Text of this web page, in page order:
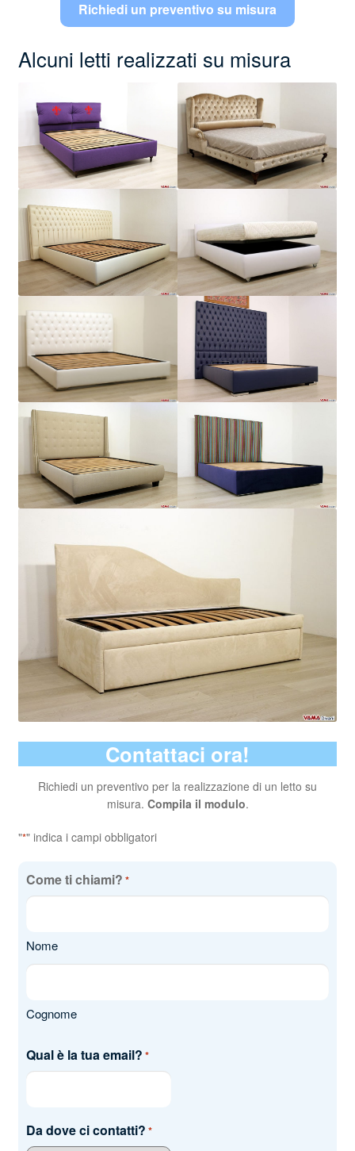
Richiedi un preventivo su misura
Alcuni letti realizzati su misura
Contattaci ora!
Richiedi un preventivo per la realizzazione di un letto su
misura. Compila il modulo.
"*" indica i campi obbligatori
Come ti chiami? *
Nome
Cognome
Qual è la tua email? *
Da dove ci contatti? *